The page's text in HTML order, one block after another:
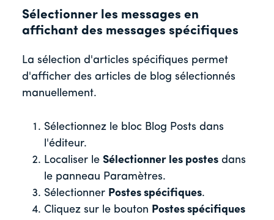
Sélectionner les messages en
affichant des messages spécifiques
La sélection d'articles spécifiques permet
d'afficher des articles de blog sélectionnés
manuellement.
Sélectionnez le bloc Blog Posts dans
l'éditeur.
Localiser le Sélectionner les postes dans
le panneau Paramètres.
Sélectionner Postes spécifiques.
Cliquez sur le bouton Postes spécifiques